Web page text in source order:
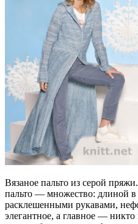
Вязаное пальто из серой
пальто — множество: длиной
расклешенными рукавами,
элегантное, а главное —